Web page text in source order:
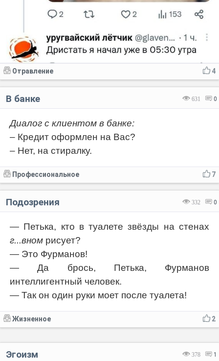
4
Отравление
631 0
В банке
Диалог с клиентом в банке:
– Кредит оформлен на Вас?
– Нет, на стиралку.
7
Профессиональное
332 0
Подозрения
— Петька, кто в туалете звёзды на стенах
г...вном рисует?
— Это Фурманов!
— Да брось, Петька, Фурманов
интеллигентный человек.
— Так он один руки моет после туалета!
2
Жизненное
378 1
Эгоизм